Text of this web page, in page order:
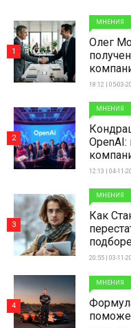
МНЕНИЯ
Олег
18:12 | 05-03-
1
МНЕНИЯ
12:13 | 04-11-
2
МНЕНИЯ
Как
20:55 | 03-11-
3
МНЕНИЯ
4